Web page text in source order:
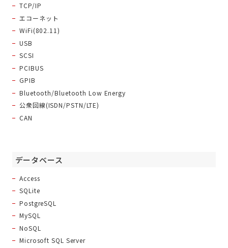
TCP/IP
エコーネット
WiFi(802.11)
USB
SCSI
PCIBUS
GPIB
Bluetooth/Bluetooth Low Energy
公衆回線(ISDN/PSTN/LTE)
CAN
データベース
Access
SQLite
PostgreSQL
MySQL
NoSQL
Microsoft SQL Server